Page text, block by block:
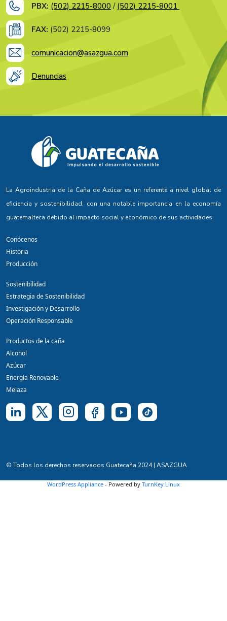
PBX: (502) 2215-8000 / (502) 2215-8001
FAX: (502) 2215-8099
comunicacion@asazgua.com
Denuncias
La Agroindustria de la Caña de Azúcar es un referente a nivel global de
eficiencia y sostenibilidad, con una notable importancia en la economía
guatemalteca debido al impacto social y económico de sus actividades.
Conócenos
Historia
Producción
Sostenibilidad
Estrategia de Sostenibilidad
Investigación y Desarrollo
Operación Responsable
Productos de la caña
Alcohol
Azúcar
Energía Renovable
Melaza
© Todos los derechos reservados Guatecaña 2024 | ASAZGUA
WordPress Appliance - Powered by TurnKey Linux